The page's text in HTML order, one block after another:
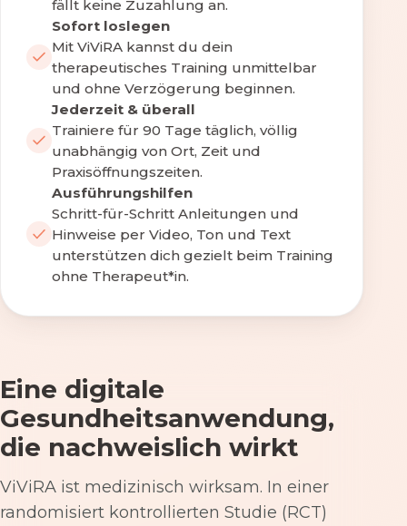
fällt keine Zuzahlung an.
Sofort loslegen
Mit ViViRA kannst du dein
therapeutisches Training unmittelbar
und ohne Verzögerung beginnen.
Jederzeit & überall
Trainiere für 90 Tage täglich, völlig
unabhängig von Ort, Zeit und
Praxisöffnungszeiten.
Ausführungshilfen
Schritt-für-Schritt Anleitungen und
Hinweise per Video, Ton und Text
unterstützen dich gezielt beim Training
ohne Therapeut*in.
Eine digitale
Gesundheitsanwendung,
die nachweislich wirkt
ViViRA ist medizinisch wirksam. In einer
randomisiert kontrollierten Studie (RCT)